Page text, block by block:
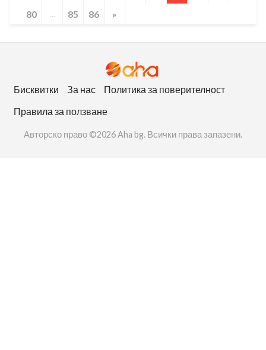
80
... 85 86 »
Бисквитки За нас
Политика за поверителност
Правила за ползване
Авторско право ©2026 Aha bg. Всички права запазени.